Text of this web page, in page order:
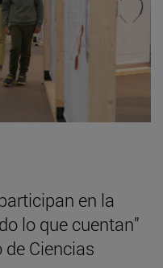
en la
lo que cuentan”
Ciencias